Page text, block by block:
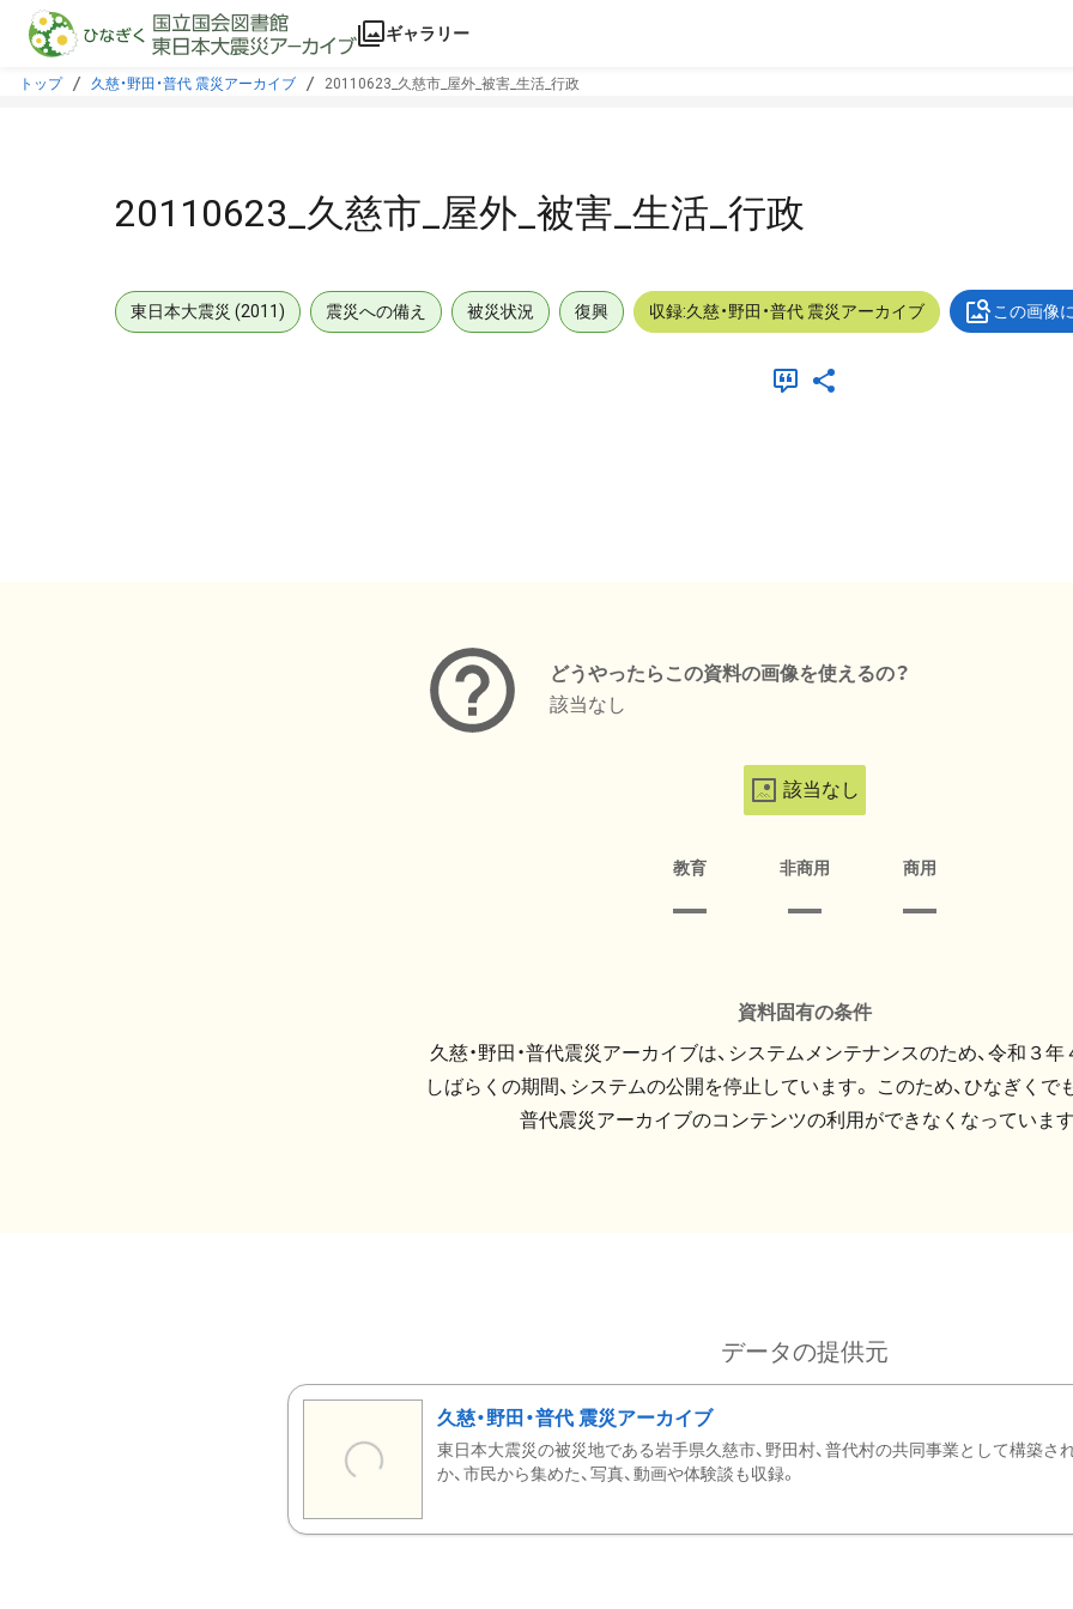
本文に飛ぶ
ギャラリー
トップ 久慈・野田・普代 震災アーカイブ 20110623_久慈市_屋外_被害_生活_行政
20110623_久慈市_屋外_被害_生活_行政
東日本大震災 (2011) 震災への備え 被災状況 復興 収録:久慈・野田・普代 震災アーカイブ この画像
どうやったらこの資料の画像を使えるの？
該当なし
該当なし
教育 非商用 商用
資料固有の条件
久慈・野田・普代震災アーカイブは、システムメンテナンスのため、令和３
しばらくの期間、システムの公開を停止しています。 このため、ひなぎくでも
普代震災アーカイブのコンテンツの利用ができなくなっています
データの提供元
久慈・野田・普代 震災アーカイブ
東日本大震災の被災地である岩手県久慈市、野田村、普代村の共同事業として構築さ
か、市民から集めた、写真、動画や体験談も収録。